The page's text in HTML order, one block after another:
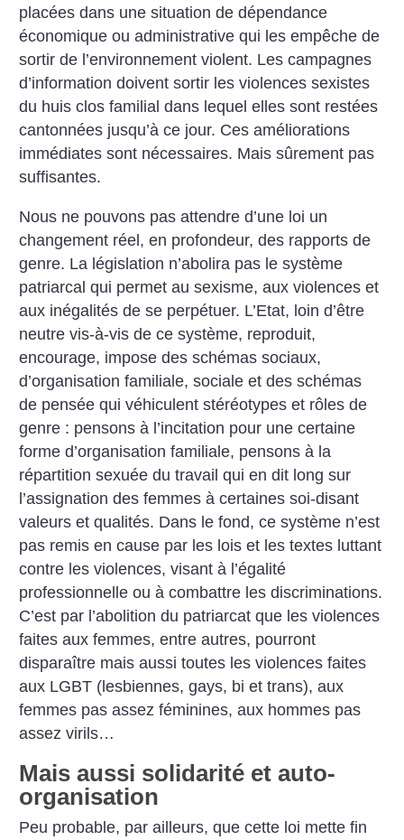
placées dans une situation de dépendance
économique ou administrative qui les empêche de
sortir de l’environnement violent. Les campagnes
d’information doivent sortir les violences sexistes
du huis clos familial dans lequel elles sont restées
cantonnées jusqu’à ce jour. Ces améliorations
immédiates sont nécessaires. Mais sûrement pas
suffisantes.
Nous ne pouvons pas attendre d’une loi un
changement réel, en profondeur, des rapports de
genre. La législation n’abolira pas le système
patriarcal qui permet au sexisme, aux violences et
aux inégalités de se perpétuer. L’Etat, loin d’être
neutre vis-à-vis de ce système, reproduit,
encourage, impose des schémas sociaux,
d’organisation familiale, sociale et des schémas
de pensée qui véhiculent stéréotypes et rôles de
genre : pensons à l’incitation pour une certaine
forme d’organisation familiale, pensons à la
répartition sexuée du travail qui en dit long sur
l’assignation des femmes à certaines soi-disant
valeurs et qualités. Dans le fond, ce système n’est
pas remis en cause par les lois et les textes luttant
contre les violences, visant à l’égalité
professionnelle ou à combattre les discriminations.
C’est par l’abolition du patriarcat que les violences
faites aux femmes, entre autres, pourront
disparaître mais aussi toutes les violences faites
aux LGBT (lesbiennes, gays, bi et trans), aux
femmes pas assez féminines, aux hommes pas
assez virils…
Mais aussi solidarité et auto-
organisation
Peu probable, par ailleurs, que cette loi mette fin